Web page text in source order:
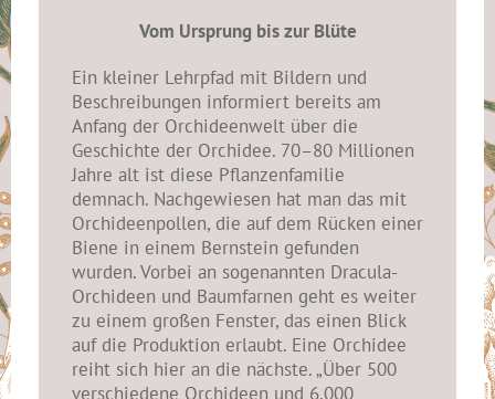
Vom Ursprung bis zur Blüte
Ein kleiner Lehrpfad mit Bildern und
Beschreibungen informiert bereits am
Anfang der Orchideenwelt über die
Geschichte der Orchidee. 70–80 Millionen
Jahre alt ist diese Pflanzenfamilie
demnach. Nachgewiesen hat man das mit
Orchideenpollen, die auf dem Rücken einer
Biene in einem Bernstein gefunden
wurden. Vorbei an sogenannten Dracula-
Orchideen und Baumfarnen geht es weiter
zu einem großen Fenster, das einen Blick
auf die Produktion erlaubt. Eine Orchidee
reiht sich hier an die nächste. „Über 500
verschiedene Orchideen und 6.000